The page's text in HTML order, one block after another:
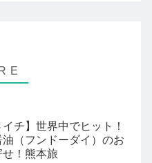
イチ】世界中でヒット！
油（フンドーダイ）のお
せ！熊本旅